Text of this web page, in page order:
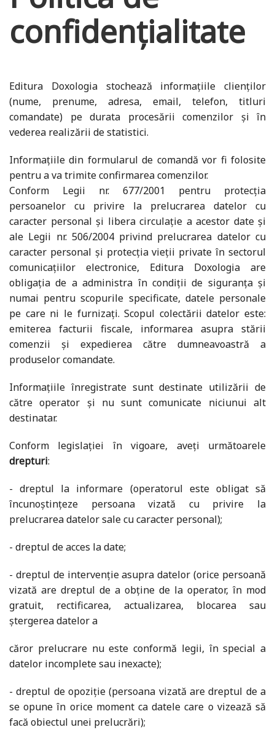
confidențialitate
Editura Doxologia stochează informațiile clienților
(nume, prenume, adresa, email, telefon, titluri
comandate) pe durata procesării comenzilor și în
vederea realizării de statistici.
Informațiile din formularul de comandă vor fi folosite
pentru a va trimite confirmarea comenzilor.
Conform Legii nr. 677/2001 pentru protecția
persoanelor cu privire la prelucrarea datelor cu
caracter personal și libera circulație a acestor date și
ale Legii nr. 506/2004 privind prelucrarea datelor cu
caracter personal și protecția vieții private în sectorul
comunicațiilor electronice, Editura Doxologia are
obligația de a administra în condiții de siguranța și
numai pentru scopurile specificate, datele personale
pe care ni le furnizați. Scopul colectării datelor este:
emiterea facturii fiscale, informarea asupra stării
comenzii și expedierea către dumneavoastră a
produselor comandate.
Informațiile înregistrate sunt destinate utilizării de
către operator și nu sunt comunicate niciunui alt
destinatar.
Conform legislației în vigoare, aveți următoarele
drepturi:
- dreptul la informare (operatorul este obligat să
încunoştinţeze persoana vizată cu privire la
prelucrarea datelor sale cu caracter personal);
- dreptul de acces la date;
- dreptul de intervenție asupra datelor (orice persoană
vizată are dreptul de a obţine de la operator, în mod
gratuit, rectificarea, actualizarea, blocarea sau
ştergerea datelor a
căror prelucrare nu este conformă legii, în special a
datelor incomplete sau inexacte);
- dreptul de opoziţie (persoana vizată are dreptul de a
se opune în orice moment ca datele care o vizează să
facă obiectul unei prelucrări);